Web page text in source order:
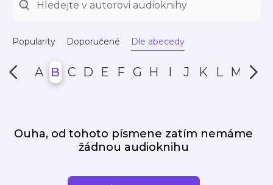
Popularity Doporučené Dle abecedy
A B C D E F G H I J K L M N
Ouha, od tohoto písmene zatím nemáme
žádnou audioknihu